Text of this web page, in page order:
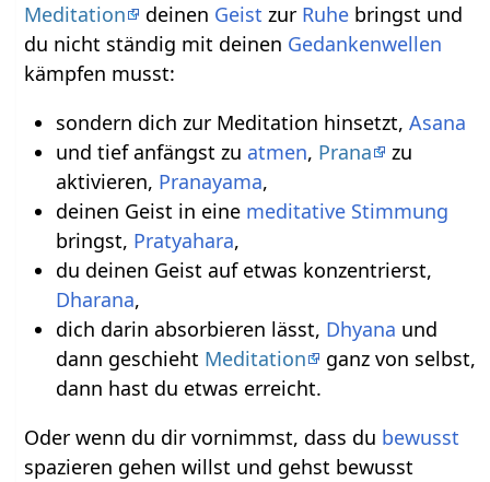
Meditation
deinen Geist zur Ruhe bringst und
du nicht ständig mit deinen Gedankenwellen
kämpfen musst:
sondern dich zur Meditation hinsetzt, Asana
und tief anfängst zu atmen, Prana
zu
aktivieren, Pranayama,
deinen Geist in eine meditative Stimmung
bringst, Pratyahara,
du deinen Geist auf etwas konzentrierst,
Dharana,
dich darin absorbieren lässt, Dhyana und
dann geschieht Meditation
ganz von selbst,
dann hast du etwas erreicht.
Oder wenn du dir vornimmst, dass du bewusst
spazieren gehen willst und gehst bewusst